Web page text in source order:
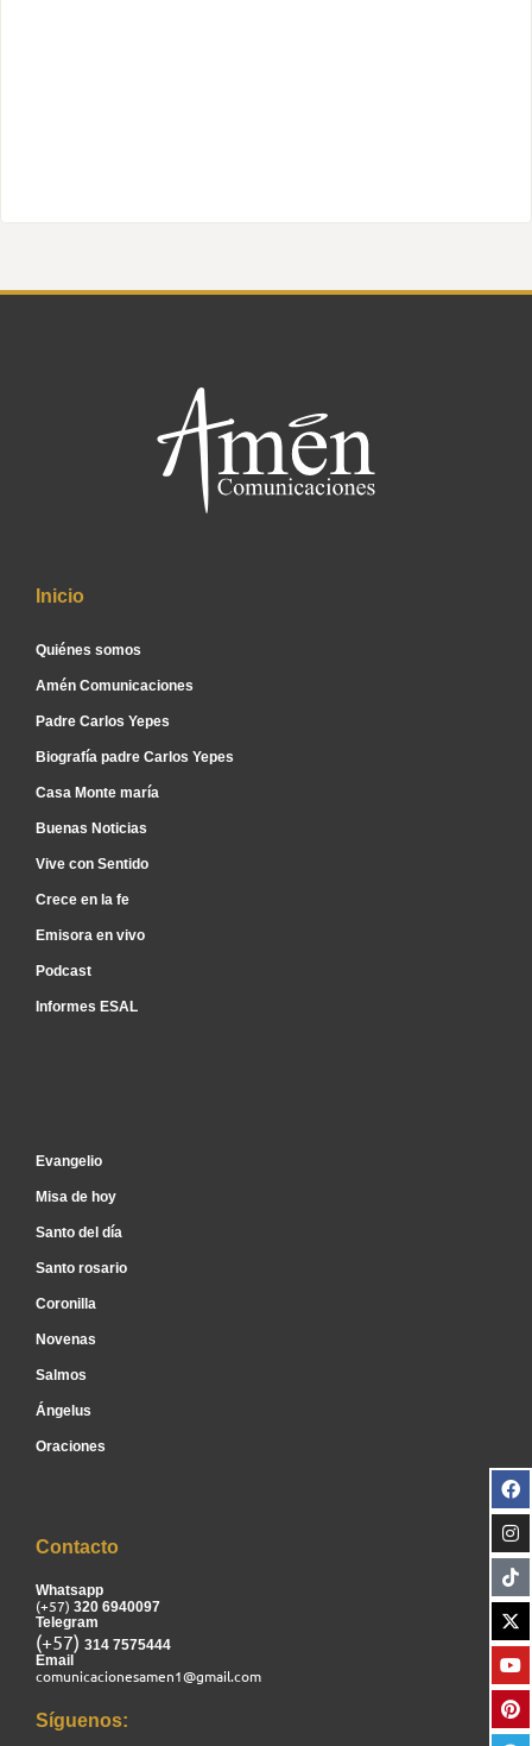
Inicio
Quiénes somos
Amén Comunicaciones
Padre Carlos Yepes
Biografía padre Carlos Yepes
Casa Monte maría
Buenas Noticias
Vive con Sentido
Crece en la fe
Emisora en vivo
Podcast
Informes ESAL
Evangelio
Misa de hoy
Santo del día
Santo rosario
Coronilla
Novenas
Salmos
Ángelus
Oraciones
Contacto
Whatsapp
(+57) 320 6940097
Telegram
(+57) 314 7575444
Email
comunicacionesamen1@gmail.com
Síguenos: